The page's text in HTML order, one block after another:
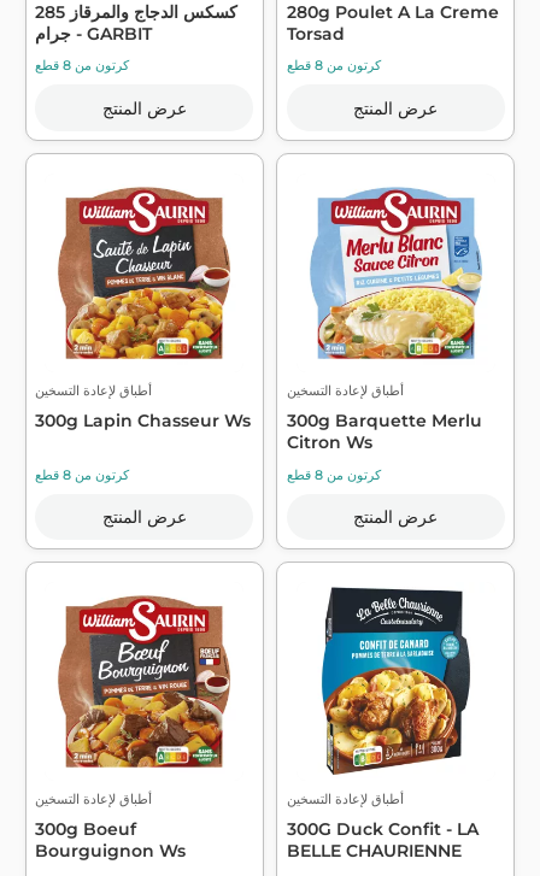
كسكس الدجاج والمرقاز 285
جرام - GARBIT
كرتون من 8 قطع
عرض المنتج
280g Poulet A La Creme
Torsad
كرتون من 8 قطع
عرض المنتج
أطباق لإعادة التسخين
300g Lapin Chasseur Ws
كرتون من 8 قطع
عرض المنتج
أطباق لإعادة التسخين
300g Barquette Merlu
Citron Ws
كرتون من 8 قطع
عرض المنتج
أطباق لإعادة التسخين
300g Boeuf
Bourguignon Ws
أطباق لإعادة التسخين
300G Duck Confit - LA
BELLE CHAURIENNE